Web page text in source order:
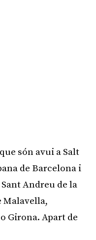
són avui a Salt
de Barcelona i
Andreu de la
Malavella,
Girona. Apart de